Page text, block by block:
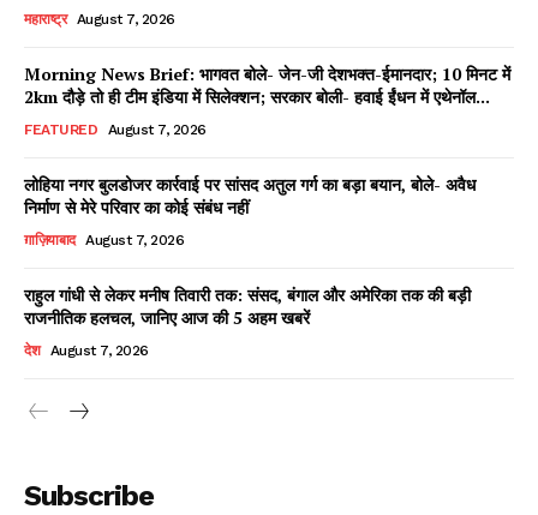
Facebook
X WhatsApp
Read Latest News on AIN
महाराष्ट्र August 7, 2026
Morning News Brief: भागवत बोले- जेन-जी देशभक्त-ईमानदार; 10 मिनट में
2km दौड़े तो ही टीम इंडिया में सिलेक्शन; सरकार बोली- हवाई ईंधन में एथेनॉल...
FEATURED August 7, 2026
लोहिया नगर बुलडोजर कार्रवाई पर सांसद अतुल गर्ग का बड़ा बयान, बोले- अवैध
निर्माण से मेरे परिवार का कोई संबंध नहीं
ग़ाज़ियाबाद August 7, 2026
राहुल गांधी से लेकर मनीष तिवारी तक: संसद, बंगाल और अमेरिका तक की बड़ी
राजनीतिक हलचल, जानिए आज की 5 अहम खबरें
देश August 7, 2026
Subscribe